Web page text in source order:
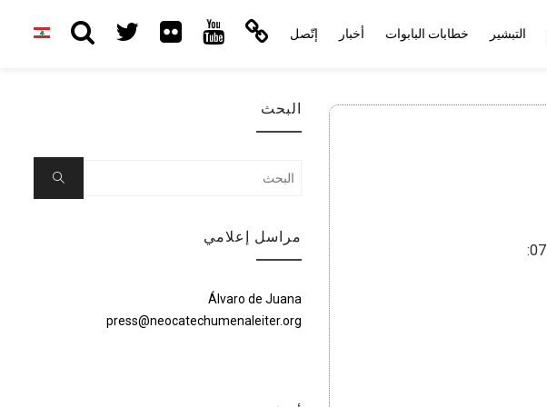
التبشير خطابات البابوات أخبار إتّصل
البحث
Search
Search
مراسل إعلامي
Álvaro de Juana
press@neocatechumenaleiter.org